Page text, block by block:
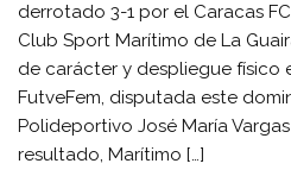
derrotado 3-1 por el Caracas
Club Sport Marítimo de La
de carácter y despliegue físico
FutveFem, disputada este
Polideportivo José María
resultado, Marítimo […]